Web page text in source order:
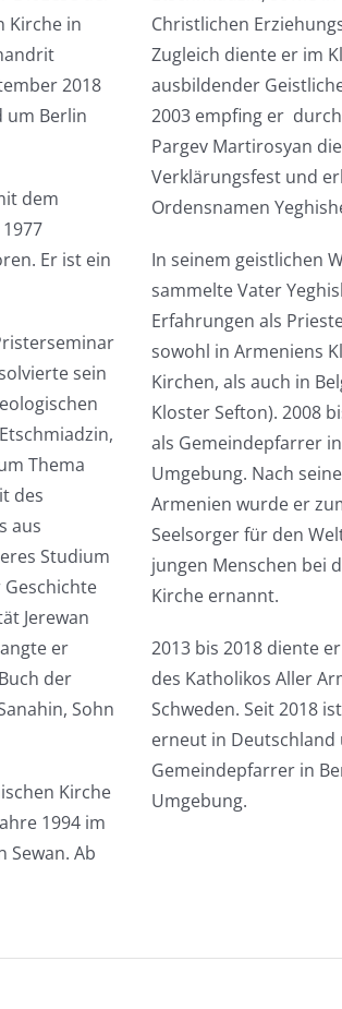
Kirche in
2018
um Berlin
dem
Er ist ein
sein
Thema
des
aus
Studium
Jerewan
er
der
Sohn
Kirche
1994 im
Sewan. Ab
Christlichen
Zugleich diente er im
ausbildender
2003 empfing er
Pargev Martirosyan
Verklärungsfest und
Ordensnamen
In seinem geistlichen
sammelte Vater
Erfahrungen als
sowohl in Armeniens
Kirchen, als auch in
Kloster Sefton). 2008
als Gemeindepfarrer
Umgebung. Nach
Armenien wurde er
Seelsorger für den
jungen Menschen bei
Kirche ernannt.
2013 bis 2018 diente
des Katholikos Aller
Schweden. Seit 2018
erneut in Deutschland
Gemeindepfarrer in
Umgebung.